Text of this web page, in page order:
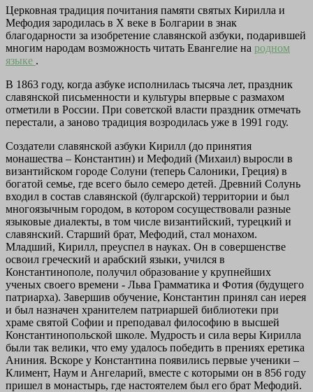
Церковная традиция почитания памяти святых Кирилла и
Мефодия зародилась в Х веке в Болгарии в знак
благодарности за изобретение славянской азбуки, подарившей
многим народам возможность читать Евангелие на родном
языке .
В 1863 году, когда азбуке исполнилась тысяча лет, праздник
славянской письменности и культуры впервые с размахом
отметили в России. При советской власти праздник отмечать
перестали, а заново традиция возродилась уже в 1991 году.
Создатели славянской азбуки Кирилл (до принятия
монашества – Константин) и Мефодий (Михаил) выросли в
византийском городе Солуни (теперь Салоники, Греция) в
богатой семье, где всего было семеро детей. Древний Солунь
входил в состав славянской (булгарской) территории и был
многоязычным городом, в котором сосуществовали разные
языковые диалекты, в том числе византийский, турецкий и
славянский. Старший брат, Мефодий, стал монахом.
Младший, Кирилл, преуспел в науках. Он в совершенстве
освоил греческий и арабский языки, учился в
Константинополе, получил образование у крупнейших
ученых своего времени - Льва Грамматика и Фотия (будущего
патриарха). Завершив обучение, Константин принял сан иерея
и был назначен хранителем патриаршей библиотеки при
храме святой Софии и преподавал философию в высшей
Константинопольской школе. Мудрость и сила веры Кирилла
были так велики, что ему удалось победить в прениях еретика
Аниния. Вскоре у Константина появились первые ученики –
Климент, Наум и Ангеларий, вместе с которыми он в 856 году
пришел в монастырь, где настоятелем был его брат Мефодий.